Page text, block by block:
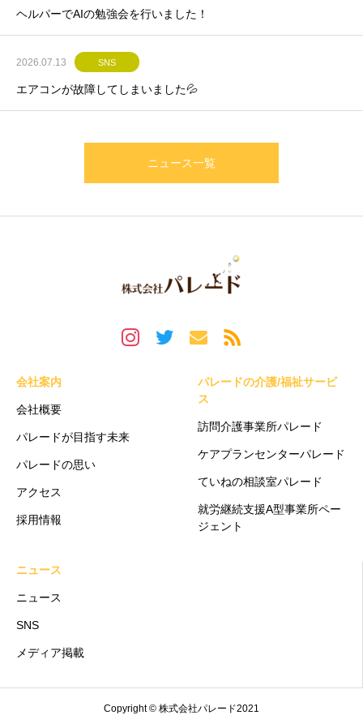
ヘルパーでAIの勉強会を行いました！
2026.07.13 SNS
エアコンが故障してしまいました💦
ニュース一覧
会社案内
会社概要
パレードが目指す未来
パレードの思い
アクセス
採用情報
パレードの介護/福祉サービ
ス
訪問介護事業所パレード
ケアプランセンターパレード
ていねの相談室パレード
就労継続支援A型事業所ペー
ジェント
ニュース
ニュース
SNS
メディア掲載
Copyright © 株式会社パレード2021